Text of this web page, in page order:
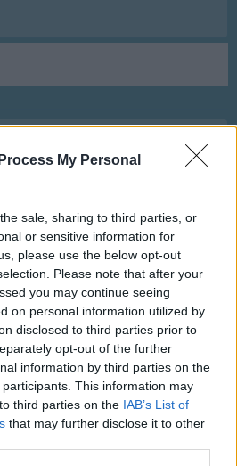
My Personal
sale, sharing to third parties, or
or sensitive information for
please use the below opt-out
Please note that after your
you may continue seeing
on personal information utilized by
disclosed to third parties prior to
opt-out of the further
information by third parties on the
participants. This information may
third parties on the IAB’s List of
that may further disclose it to other